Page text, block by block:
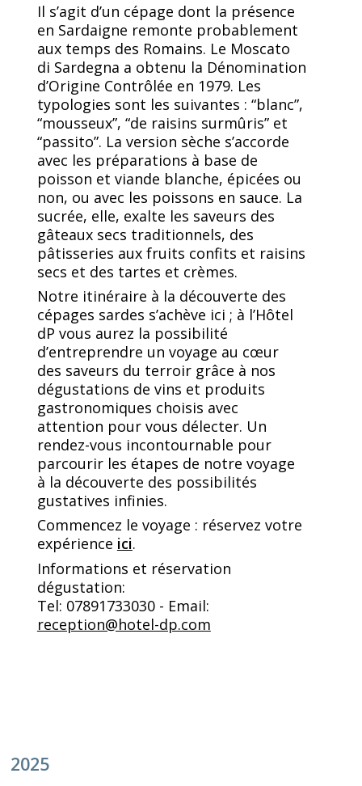
Il s’agit d’un cépage dont la présence
en Sardaigne remonte probablement
aux temps des Romains. Le Moscato
di Sardegna a obtenu la Dénomination
d’Origine Contrôlée en 1979. Les
typologies sont les suivantes : “blanc”,
“mousseux”, “de raisins surmûris” et
“passito”. La version sèche s’accorde
avec les préparations à base de
poisson et viande blanche, épicées ou
non, ou avec les poissons en sauce. La
sucrée, elle, exalte les saveurs des
gâteaux secs traditionnels, des
pâtisseries aux fruits confits et raisins
secs et des tartes et crèmes.
Notre itinéraire à la découverte des
cépages sardes s’achève ici ; à l’Hôtel
dP vous aurez la possibilité
d’entreprendre un voyage au cœur
des saveurs du terroir grâce à nos
dégustations de vins et produits
gastronomiques choisis avec
attention pour vous délecter. Un
rendez-vous incontournable pour
parcourir les étapes de notre voyage
à la découverte des possibilités
gustatives infinies.
Commencez le voyage : réservez votre
expérience ici.
Informations et réservation
dégustation:
Tel: 07891733030 - Email:
reception@hotel-dp.com
2025